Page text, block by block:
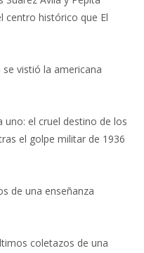
centro histórico que El
vistió la americana
uno: el cruel destino de los
el golpe militar de 1936
de una enseñanza
coletazos de una